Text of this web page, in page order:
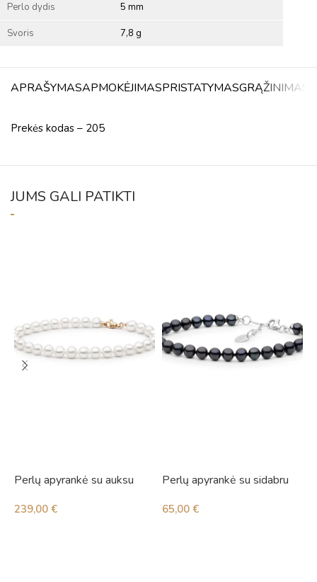
Perlo dydis 5 mm
Svoris 7,8 g
APRAŠYMASAPMOKĖJIMASPRISTATYMASGRĄŽINIMAS
Prekės kodas – 205
JUMS GALI PATIKTI
Perlų apyrankė su auksu
239,00 €
Perlų apyrankė su sidabru
65,00 €